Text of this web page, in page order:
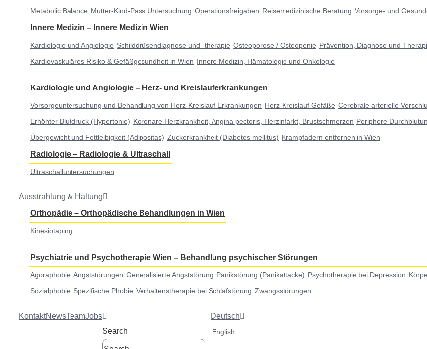
Metabolic Balance Mutter-Kind-Pass Untersuchung Operationsfreigaben Reisemedizinische Beratung Vorsorge- und
Innere Medizin – Innere Medizin Wien
Kardiologie und Angiologie Schilddrüsendiagnose und -therapie Osteoporose / Osteopenie Prävention, Diagnose und
Kardiovaskuläres Risiko & Gefäßgesundheit in Wien Innere Medizin, Hämatologie und Onkologie
Kardiologie und Angiologie – Herz- und Kreislauferkrankungen
Vorsorgeuntersuchung und Behandlung von Herz-Kreislauf Erkrankungen Herz-Kreislauf Gefäße Cerebrale arterielle
Erhöhter Blutdruck (Hypertonie) Koronare Herzkrankheit, Angina pectoris, Herzinfarkt, Brustschmerzen Periphere
Übergewicht und Fettleibigkeit (Adipositas) Zuckerkrankheit (Diabetes mellitus) Krampfadern entfernen in Wien
Radiologie – Radiologie & Ultraschall
Ultraschalluntersuchungen
Ausstrahlung & Haltung
Orthopädie – Orthopädische Behandlungen in Wien
Kinesiotaping
Psychiatrie und Psychotherapie Wien – Behandlung psychischer Störungen
Agoraphobie Angststörungen Generalisierte Angststörung Panikstörung (Panikattacke) Psychotherapie bei Depression
Sozialphobie Spezifische Phobie Verhaltenstherapie bei Schlafstörung Zwangsstörungen
KontaktNewsTeamJobs
Search
Deutsch
English